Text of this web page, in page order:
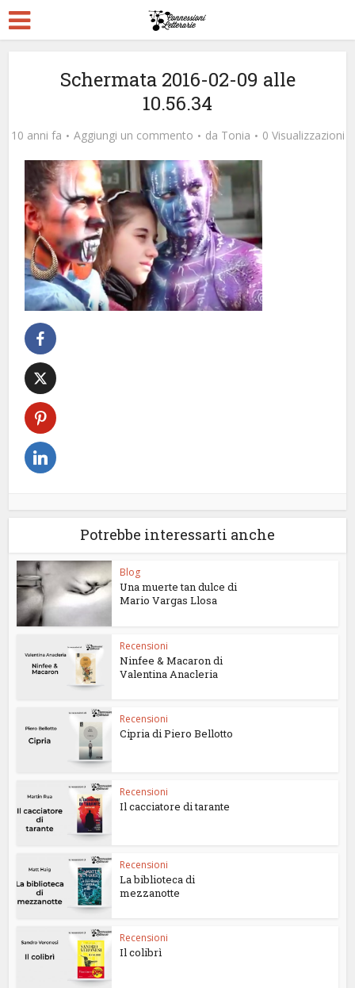
Schermata 2016-02-09 alle
10.56.34
10 anni fa Aggiungi un commento da Tonia 0 Visualizzazioni
Potrebbe interessarti anche
Blog
Una muerte tan dulce di
Mario Vargas Llosa
Recensioni
Ninfee & Macaron di
Valentina Anacleria
Recensioni
Cipria di Piero Bellotto
Recensioni
Il cacciatore di tarante
Recensioni
La biblioteca di
mezzanotte
Recensioni
Il colibrì